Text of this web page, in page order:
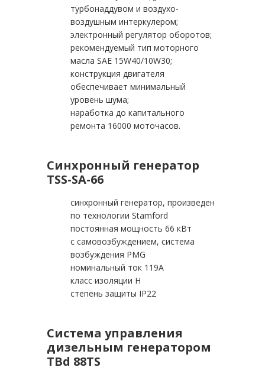
турбонаддувом и воздухо-
воздушным интеркулером;
электронный регулятор оборотов;
рекомендуемый тип моторного
масла SAE 15W40/10W30;
конструкция двигателя
обеспечивает минимальный
уровень шума;
наработка до капитального
ремонта 16000 моточасов.
Синхронный генератор
TSS-SA-66
синхронный генератор, произведен
по технологии Stamford
постоянная мощность 66 кВт
с самовозбуждением, система
возбуждения PMG
номинальный ток 119А
класс изоляции H
степень защиты IP22
Система управления
дизельным генератором
TBd 88TS